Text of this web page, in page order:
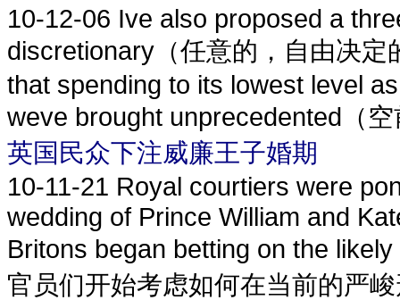
10-12-06 Ive also proposed a
discretionary（任意的，自由决
that spending to its lowest level
weve brought unprecedented（
英国民众下注威廉王子婚期
10-11-21 Royal courtiers were
wedding of Prince William and
Britons began betting on the
官员们开始考虑如何在当前的严